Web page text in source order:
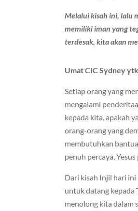
Melalui kisah ini, lalu
memiliki iman yang
terdesak, kita akan
Umat CIC Sydney
Setiap orang yang
mengalami
kepada kita, apakah
orang-orang yang
membutuhkan
penuh percaya,
Dari kisah Injil hari ini
untuk datang kepada
menolong kita dalam